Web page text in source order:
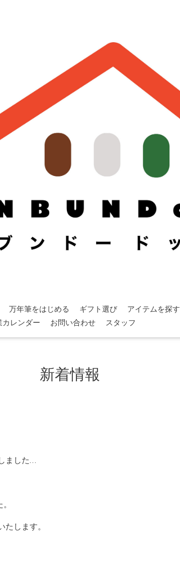
万年筆をはじめる ギフト選び アイテムを探す
カレンダー
お問い合わせ スタッフ
新着情報
ました…
たします。